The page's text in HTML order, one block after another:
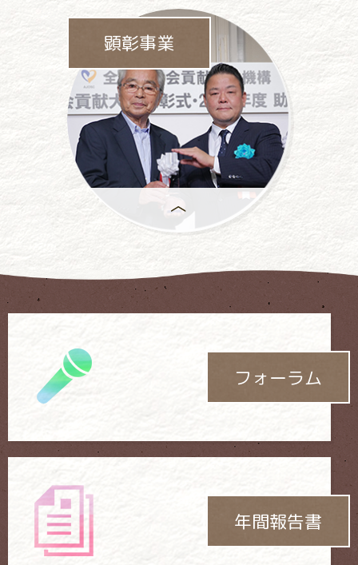
パチンコ・
パチスロ業界をあげて
取り組んでいます。
顕彰事業
もっとも優れた活動には、
「社会貢献大賞」が
フォーラム
年間報告書